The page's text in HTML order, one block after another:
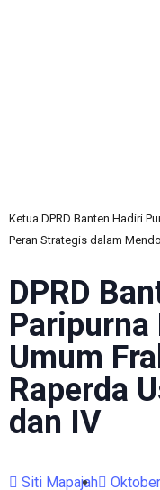
Ketua DPRD Banten Hadiri
Peran Strategis dalam
DPRD
Paripurna
Umum
Raperda
dan IV
Siti Mapajah